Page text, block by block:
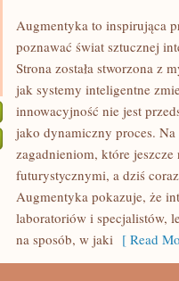
SPOŁECZEŃSTWO
Augmentyka to inspirująca
poznawać świat sztucznej
Strona została stworzona z
jak systemy inteligentne
innowacyjność nie jest
jako dynamiczny proces.
zagadnieniom, które
futurystycznymi, a dziś
Augmentyka pokazuje, że
laboratoriów i specjalistów,
na sposób, w jaki [ Read